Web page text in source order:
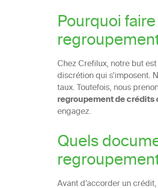
Pourquoi
Chez Crefilux, notre but
discrétion qui s’imposent.
taux. Toutefois, nous
regroupement de crédits
engagez.
Quels
Avant d’accorder un